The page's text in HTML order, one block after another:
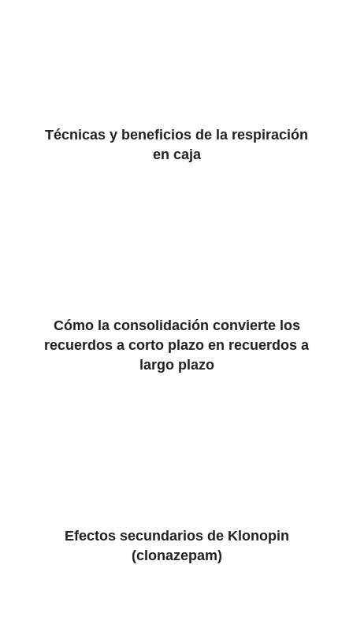
Técnicas y beneficios de la respiración
en caja
Cómo la consolidación convierte los
recuerdos a corto plazo en recuerdos a
largo plazo
Efectos secundarios de Klonopin
(clonazepam)